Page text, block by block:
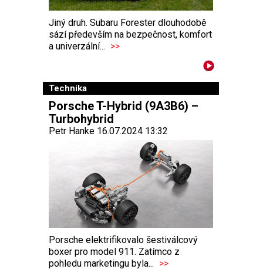
Jiný druh. Subaru Forester dlouhodobě
sází především na bezpečnost, komfort
a univerzální... >>
Technika
Porsche T-Hybrid (9A3B6) –
Turbohybrid
Petr Hanke 16.07.2024 13:32
Porsche elektrifikovalo šestiválcový
boxer pro model 911. Zatímco z
pohledu marketingu byla... >>